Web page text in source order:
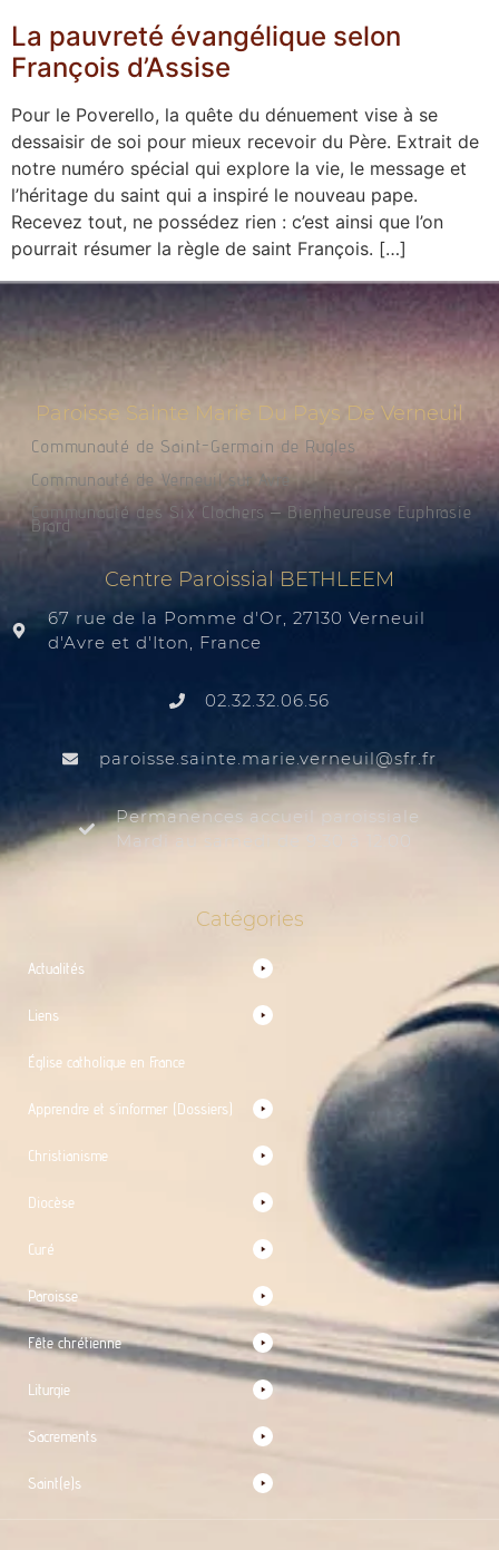
La pauvreté évangélique selon
François d’Assise
Pour le Poverello, la quête du dénuement vise à se
dessaisir de soi pour mieux recevoir du Père. Extrait de
notre numéro spécial qui explore la vie, le message et
l’héritage du saint qui a inspiré le nouveau pape.
Recevez tout, ne possédez rien : c’est ainsi que l’on
pourrait résumer la règle de saint François. […]
Paroisse Sainte Marie Du Pays De Verneuil
Communauté de Saint-Germain de Rugles
Communauté de Verneuil sur Avre
Communauté des Six Clochers – Bienheureuse Euphrasie
Brard
Centre Paroissial BETHLEEM
67 rue de la Pomme d'Or, 27130 Verneuil
d'Avre et d'Iton, France
02.32.32.06.56
rf.rfs
@liuenrev.eiram.etnias.essiorap
Permanences accueil paroissiale
Mardi au samedi de 9:30 à 12:00
Catégories
Actualités
Liens
Église catholique en France
Apprendre et s’informer (Dossiers)
Christianisme
Diocèse
Curé
Paroisse
Fête chrétienne
Liturgie
Sacrements
Saint(e)s